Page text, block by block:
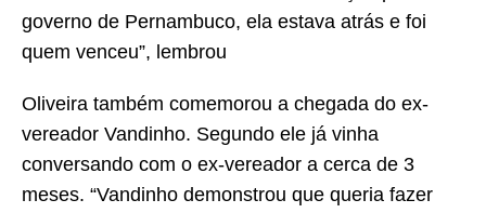
governo de Pernambuco, ela estava atrás e foi
quem venceu”, lembrou
Oliveira também comemorou a chegada do ex-
vereador Vandinho. Segundo ele já vinha
conversando com o ex-vereador a cerca de 3
meses. “Vandinho demonstrou que queria fazer